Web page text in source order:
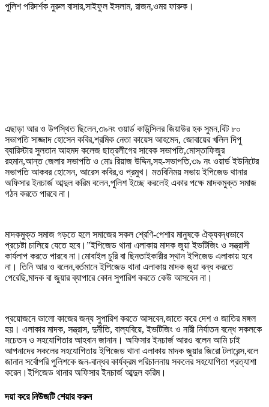
পুলিশ পরিদর্শক নুরুল বাসার,সাইফুল ইসলাম, রাজন,ওমর ফারুক।
এছাড়া আর ও উপস্থিত ছিলেন,৩৯নং ওয়ার্ড কাউন্সিলর জিয়াউর হক সুমন,বিট ৮০
সভাপতি সাজ্জাদ হোসেন কবির,শ্রমিক নেতা কায়েস আহমেদ, জোবায়ের খলিল দিপু
ব্যারিস্টার সুলতান আহমদ কলেজ ছাত্রলীগের সাবেক সভাপতি,মোস্তাফিজুর
রহমান,আন্ত জেলার সভাপতি ও মোঃ রিয়াজ উদ্দিন,সহ-সভাপতি,৩৯ নং ওয়ার্ড ইউনিটের
সভাপতি আকবর হোসেন, আরেস কবির,ও প্রমুখ। মতবিনিময় সভায় ইপিজেড থানার
অফিসার ইনচার্জ আব্দুল করিম বলেন,পুলিশ ইচ্ছে করলেই একার পক্ষে মাদকমুক্ত সমাজ
গঠন করতে পারবে না।
মাদকমুক্ত সমাজ গড়তে হলে সমাজের সকল শ্রেণি-পেশার মানুষকে ঐক্যবদ্ধভাবে
প্রচেষ্টা চালিয়ে যেতে হবে।”ইপিজেড থানা এলাকায় মাদক জুয়া ইভটিজিং ও সন্ত্রাসী
কার্যলাপ করতে পারবে না।মোবাইল চুরি বা ছিনতাইকারীর স্থান ইপিজেড এলাকায় হবে
না। তিনি আর ও বলেন,বর্তমানে ইপিজেড থানা এলাকায় মাদক জুয়া বন্ধ করতে
পেরেছি,মাদক বা জুয়ার ব্যাপারে কোন সুপারিশ করতে কেউ আসবেন না।
প্রয়োজনে ভালো কাজের জন্য সুপারিশ করতে আসবেন,জাতে করে দেশ ও জাতির মঙ্গল
হয়। এলাকার মাদক, সন্ত্রাস, দুর্নীতি, বাল্যবিয়ে, ইভটিজিং ও নারী নির্যাতন বন্ধে সকলকে
সচেতন ও সহযোগিতার আহবান জানান। অফিসার ইনচার্জ আরও বলেন আমি চাই
আপনাদের সকলের সহযোগিতায় ইপিজেড থানা এলাকায় মাদক জুয়ার জিরো টলারেন্স,বলে
জানান সর্বোপরি পুলিশকে জন-বান্ধব কার্যক্রম পরিচালনায় সকলের সহযোগিতা প্রত্যাশা
করেন।ইপিজেড থানার অফিসার ইনচার্জ আব্দুল করিম।
দয়া করে নিউজটি শেয়ার করুন